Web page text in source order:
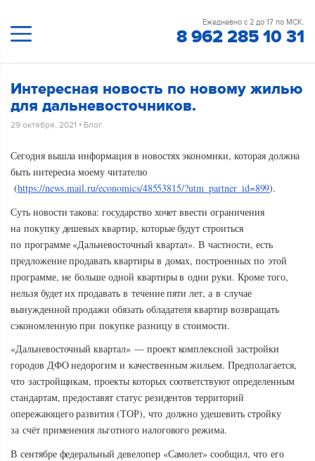
Ежедневно с 2 до 17 по МСК.
8 962 285 10 31
Интересная новость по новому жилью
для дальневосточников.
29 октября, 2021 • Блог
Сегодня вышла информация в новостях экономики, которая должна
быть интересна моему читателю
(https://news.mail.ru/economics/48553815/?utm_partner_id=899).
Суть новости такова: государство хочет ввести ограничения
на покупку дешевых квартир, которые будут строиться
по программе «Дальневосточный квартал». В частности, есть
предложение продавать квартиры в домах, построенных по этой
программе, не больше одной квартиры в одни руки. Кроме того,
нельзя будет их продавать в течение пяти лет, а в случае
вынужденной продажи обязать обладателя квартир возвращать
сэкономленную при покупке разницу в стоимости.
«Дальневосточный квартал» — проект комплексной застройки
городов ДФО недорогим и качественным жильем. Предполагается,
что застройщикам, проекты которых соответствуют определенным
стандартам, предоставят статус резидентов территорий
опережающего развития (ТОР), что должно удешевить стройку
за счёт применения льготного налогового режима.
В сентябре федеральный девелопер «Самолет» сообщил, что его